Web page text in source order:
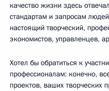
качество жизни здесь
стандартам и запросам
настоящий творческий,
экономистов, управленцев,
Хотел бы обратиться к
профессионалам: конечно,
проектов, ваших творческих